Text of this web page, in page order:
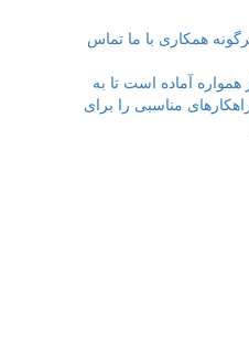
همکاری با ما تماس
همواره آماده است تا به
مناسبی را برای